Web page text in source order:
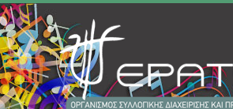
Παράκαμψη προς το κυρίως περιεχόμενο